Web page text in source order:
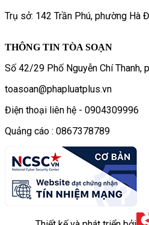
Trụ sở: 142 Trần Phú, phường Hà
THÔNG TIN TÒA SOẠN
Số 42/29 Phố Nguyễn Chí Thanh,
toasoan@phapluatplus.vn
Điện thoại liên hệ - 0904309996
Quảng cáo : 0867378789